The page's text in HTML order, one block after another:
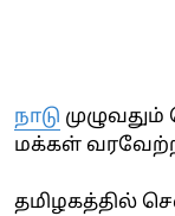
நாடு
மக்கள்
தமிழகத்தில்